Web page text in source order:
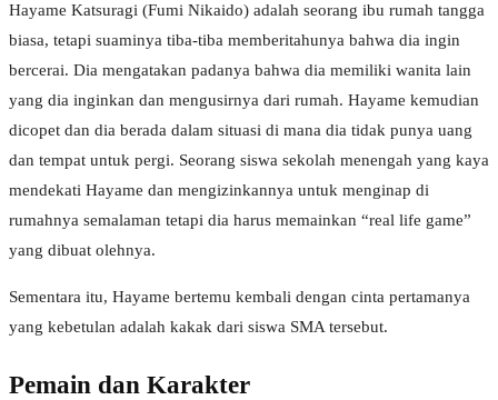
Hayame Katsuragi (Fumi Nikaido) adalah seorang ibu rumah tangga
biasa, tetapi suaminya tiba-tiba memberitahunya bahwa dia ingin
bercerai. Dia mengatakan padanya bahwa dia memiliki wanita lain
yang dia inginkan dan mengusirnya dari rumah. Hayame kemudian
dicopet dan dia berada dalam situasi di mana dia tidak punya uang
dan tempat untuk pergi. Seorang siswa sekolah menengah yang kaya
mendekati Hayame dan mengizinkannya untuk menginap di
rumahnya semalaman tetapi dia harus memainkan “real life game”
yang dibuat olehnya.
Sementara itu, Hayame bertemu kembali dengan cinta pertamanya
yang kebetulan adalah kakak dari siswa SMA tersebut.
Pemain dan Karakter